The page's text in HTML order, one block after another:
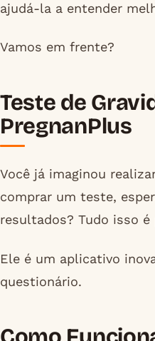
ajudá-la a entender
Vamos em frente?
Teste de
PregnanPlus
Você já imaginou
comprar um teste,
resultados? Tudo isso
Ele é um aplicativo
questionário.